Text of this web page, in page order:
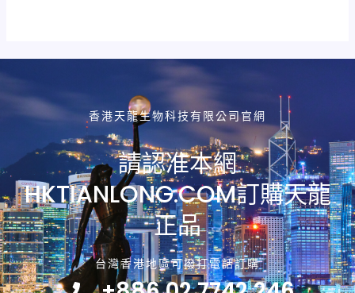
香港天龍生物科技有限公司官網
請認准本網
HKTIANLONG.COM訂購天龍
正品
台灣香港地區可撥打電話訂購